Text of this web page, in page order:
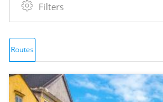
Filters
Routes